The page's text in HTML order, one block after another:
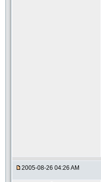
2005-08-26 04:26 AM